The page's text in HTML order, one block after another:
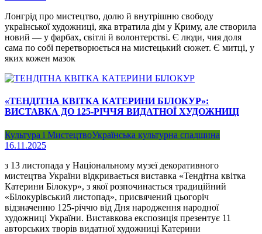
Лонгрід про мистецтво, долю й внутрішню свободу
української художниці, яка втратила дім у Криму, але створила
новий — у фарбах, світлі й волонтерстві. Є люди, чия доля
сама по собі перетворюється на мистецький сюжет. Є митці, у
яких кожен мазок
«ТЕНДІТНА КВІТКА КАТЕРИНИ БІЛОКУР»:
ВИСТАВКА ДО 125-РІЧЧЯ ВИДАТНОЇ ХУДОЖНИЦІ
Культура і МистецтвоУкраїнська культурна спадщина
16.11.2025
з 13 листопада у Національному музеї декоративного
мистецтва України відкривається виставка «Тендітна квітка
Катерини Білокур», з якої розпочинається традиційний
«Білокурівський листопад», присвячений цьогоріч
відзначенню 125-річчю від Дня народження народної
художниці України. Виставкова експозиція презентує 11
авторських творів видатної художниці Катерини